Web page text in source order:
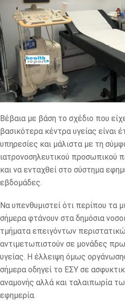
Βέβαια με βάση το σχέδιο που
βασικότερα κέντρα υγείας είναι
υπηρεσίες και μάλιστα με τη
ιατρονοσηλευτικού προσωπικού
και να ενταχθεί στο σύστημα
εβδομάδες.
Να υπενθυμιστεί ότι περίπου τα
σήμερα φτάνουν στα δημόσια
τμήματα επειγόντων
αντιμετωπιστούν σε μονάδες
υγείας. Η έλλειψη όμως
σήμερα οδηγεί το ΕΣΥ σε
αναμονής αλλά και ταλαιπωρία
εφημερία.